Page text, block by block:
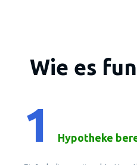
Wie es
1 Hypotheke